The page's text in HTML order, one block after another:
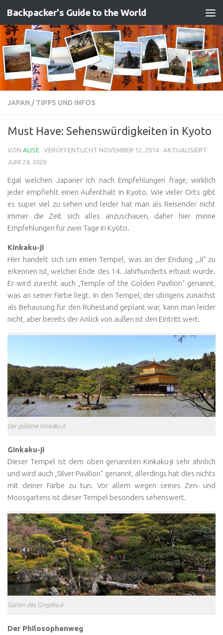
Zum Inhalt springen
Backpacker's Guide to the World
JAPAN / TIPPS UND INFOS
Must Have: Sehenswürdigkeiten in Kyoto
VON ALISE · VERÖFFENTLICHT NOVEMBER 12, 2014 · AKTUALISIERT
JUNI 24, 2020
Egal welchen Japaner ich nach Empfehlungen frage, wirklich
jeder empfiehlt einen Aufenthalt in Kyoto. Wie vieler Orts gibt
es super viel zu sehen und leider hat man als Reisender nicht
immer die Zeit sich alles anzuschauen, daher hier meine
Empfehlungen für zwei Tage in Kyoto.
Kinkaku-ji
Hier handelt sich um einen Tempel, was an der Endung „Ji“ zu
erkennen ist, welcher Ende des 14. Jahrhunderts erbaut wurde.
Er wird zurecht auch „Temple of the Golden Pavilion“ genannt,
was an seiner Farbe liegt. In den Tempel, der übrigens zunächst
als Behausung für den Ruhestand geplant war, kann man leider
nicht, aber bereits der Anlick von außen ist den Eintritt wert.
Der goldene Kinkaku-Ji
Ginkaku-ji
Dieser Tempel ist dem oben genannten Kinkaku-ji sehr ähnlich
und wird auch „Silver Pavilion“ genannt, allerdings hat dies nichts
mit deiner Farbe zu tun. Vor allem wegen seines Zen- und
Moosgartens ist dieser Tempel besonders sehenswert.
Garten des Gingaku-Ji
Der Philosophenweg